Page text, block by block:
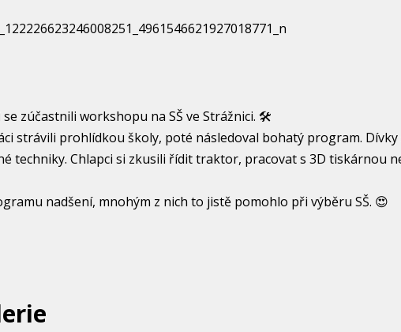
se zúčastnili workshopu na SŠ ve Strážnici. 🛠️
strávili prohlídkou školy, poté následoval bohatý program. Dívky
techniky. Chlapci si zkusili řídit traktor, pracovat s 3D tiskárnou
nadšení, mnohým z nich to jistě pomohlo při výběru SŠ. 😍